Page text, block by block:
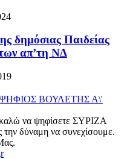
δημόσιας Παιδείας
απ’τη ΝΔ
να ψηφίσετε ΣΥΡΙΖΑ
δύναμη να συνεχίσουμε.